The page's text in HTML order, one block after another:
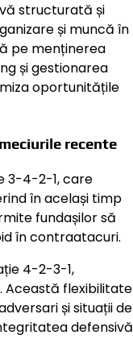
structurată și
și muncă în
pe menținerea
și gestionarea
oportunitățile
recente
3-4-2-1, care
în același timp
fundașilor să
în contraatacuri.
4-2-3-1,
Această flexibilitate
și situații de
defensivă